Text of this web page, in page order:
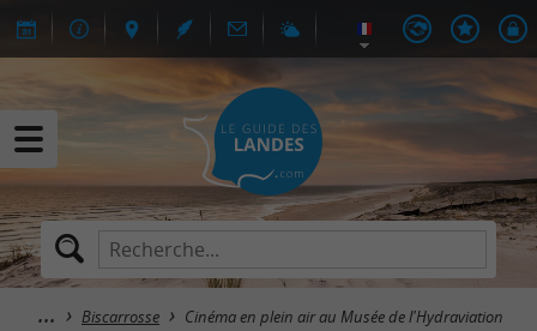
Biscarrosse Cinéma en plein air au Musée de l'Hydraviation